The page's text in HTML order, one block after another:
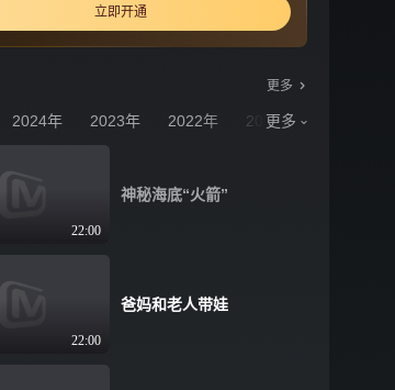
立即开通
更多
2024年 2023年 2022年 2021年
更多
22:00
神秘海底“火箭”
22:00
爸妈和老人带娃